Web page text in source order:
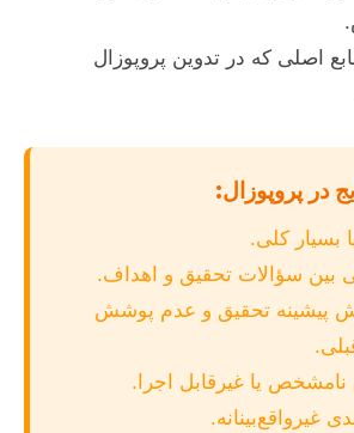
اصلی که در تدوین پروپوزال
در پروپوزال:
بسیار کلی.
بین سؤالات تحقیق و اهداف.
پیشینه تحقیق و عدم پوشش
یا غیرقابل اجرا.
غیرواقع‌بینانه.